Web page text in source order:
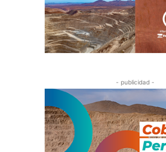
- publicidad -